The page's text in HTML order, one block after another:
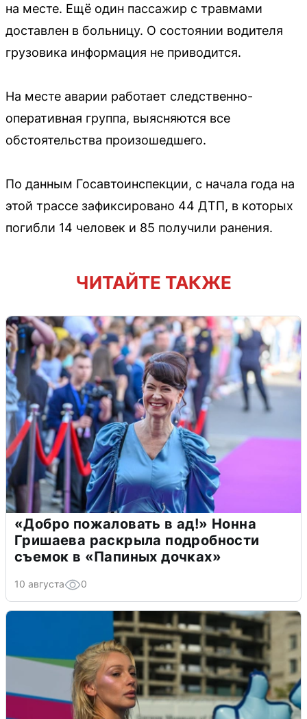
на месте. Ещё один пассажир с травмами
доставлен в больницу. О состоянии водителя
грузовика информация не приводится.
На месте аварии работает следственно-
оперативная группа, выясняются все
обстоятельства произошедшего.
По данным Госавтоинспекции, с начала года на
этой трассе зафиксировано 44 ДТП, в которых
погибли 14 человек и 85 получили ранения.
ЧИТАЙТЕ ТАКЖЕ
«Добро пожаловать в ад!» Нонна
Гришаева раскрыла подробности
съемок в «Папиных дочках»
10 августа 0